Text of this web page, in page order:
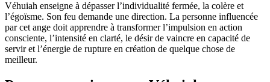
Véhuiah enseigne à dépasser l’individualité fermée, la colère et
l’égoïsme. Son feu demande une direction. La personne influencée
par cet ange doit apprendre à transformer l’impulsion en action
consciente, l’intensité en clarté, le désir de vaincre en capacité de
servir et l’énergie de rupture en création de quelque chose de
meilleur.